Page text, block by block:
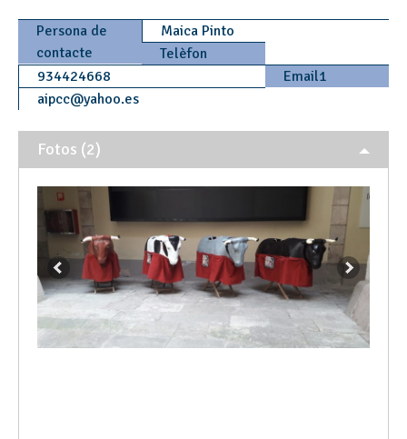
Persona de
contacte
Maica Pinto
Telèfon
934424668
Email1
aipcc@yahoo.es
Fotos (2)